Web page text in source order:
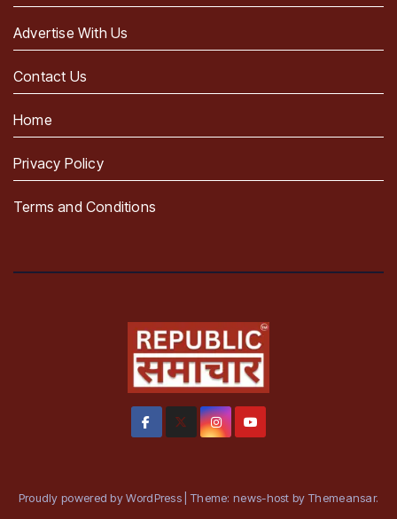
Advertise With Us
Contact Us
Home
Privacy Policy
Terms and Conditions
Proudly powered by WordPress Theme: news-host by Themeansar.